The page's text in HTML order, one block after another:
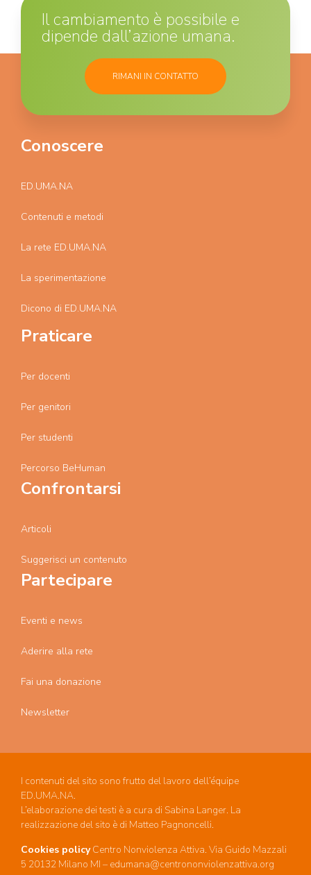
Il cambiamento è possibile e
dipende dall’azione umana.
RIMANI IN CONTATTO
Conoscere
ED.UMA.NA
Contenuti e metodi
La rete ED.UMA.NA
La sperimentazione
Dicono di ED.UMA.NA
Praticare
Per docenti
Per genitori
Per studenti
Percorso BeHuman
Confrontarsi
Articoli
Suggerisci un contenuto
Partecipare
Eventi e news
Aderire alla rete
Fai una donazione
Newsletter
I contenuti del sito sono frutto del lavoro dell’équipe
ED.UMA.NA.
L’elaborazione dei testi è a cura di Sabina Langer. La
realizzazione del sito è di Matteo Pagnoncelli.
Cookies policyCentro Nonviolenza Attiva. Via Guido Mazzali
5 20132 Milano MI – edumana@centrononviolenzattiva.org